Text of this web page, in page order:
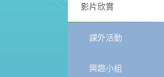
影片欣賞
課外活動
興趣小組